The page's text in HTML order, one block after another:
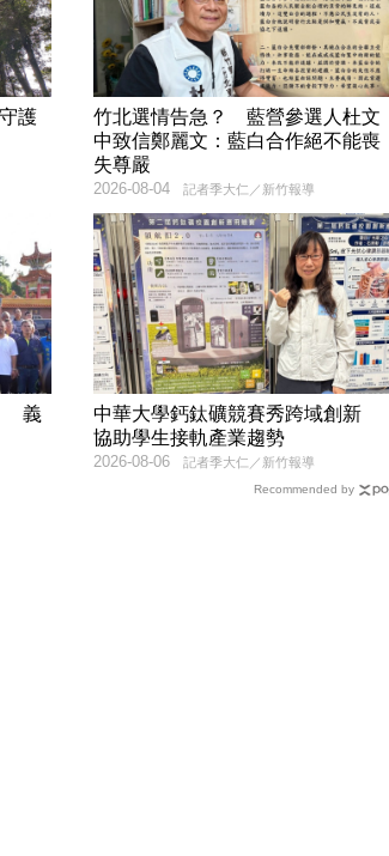
護
竹北選情告急？ 藍營參選人杜文
中致信鄭麗文：藍白合作絕不能喪
失尊嚴
記者季大仁／新竹報導
2026-08-04
義
中華大學鈣鈦礦競賽秀跨域創新
協助學生接軌產業趨勢
記者季大仁／新竹報導
2026-08-06
Recommended by